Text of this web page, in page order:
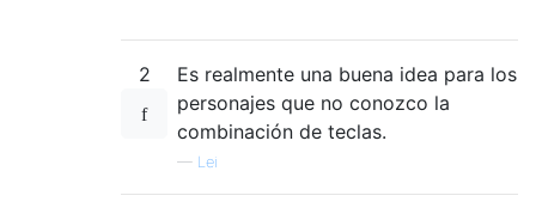
2
Es realmente una buena idea para los
personajes que no conozco la
combinación de teclas.
— Lei